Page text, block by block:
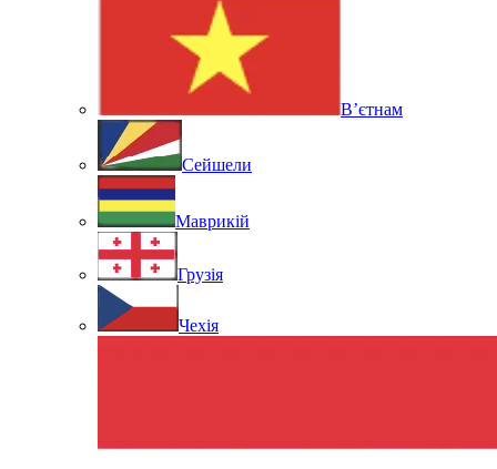
В’єтнам
Сейшели
Маврикій
Грузія
Чехія